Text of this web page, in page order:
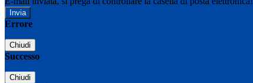
Errore
Chiudi
Successo
Chiudi